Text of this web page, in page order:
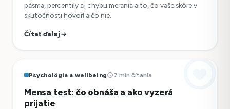
pásma, percentily aj chybu merania a to, čo vaše skóre v
skutočnosti hovorí a čo nie.
Čítať ďalej
Psychológia a wellbeing 7 min čítania
Mensa test: čo obnáša a ako vyzerá
prijatie